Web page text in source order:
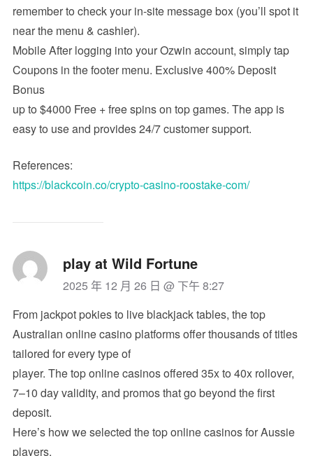
remember to check your in-site message box (you’ll spot it
near the menu & cashier).
Mobile After logging into your Ozwin account, simply tap
Coupons in the footer menu. Exclusive 400% Deposit
Bonus
up to $4000 Free + free spins on top games. The app is
easy to use and provides 24/7 customer support.
References:
https://blackcoin.co/crypto-casino-roostake-com/
play at Wild Fortune
2025 年 12 月 26 日 @ 下午 8:27
From jackpot pokies to live blackjack tables, the top
Australian online casino platforms offer thousands of titles
tailored for every type of
player. The top online casinos offered 35x to 40x rollover,
7–10 day validity, and promos that go beyond the first
deposit.
Here’s how we selected the top online casinos for Aussie
players.